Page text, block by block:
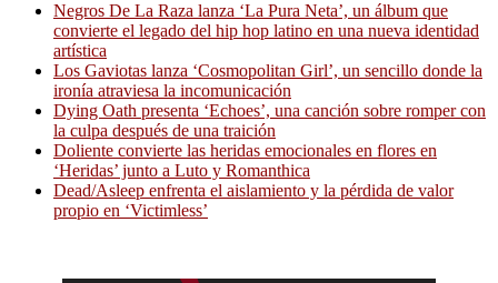
Negros De La Raza lanza ‘La Pura Neta’, un álbum que
convierte el legado del hip hop latino en una nueva identidad
artística
Los Gaviotas lanza ‘Cosmopolitan Girl’, un sencillo donde la
ironía atraviesa la incomunicación
Dying Oath presenta ‘Echoes’, una canción sobre romper con
la culpa después de una traición
Doliente convierte las heridas emocionales en flores en
‘Heridas’ junto a Luto y Romanthica
Dead/Asleep enfrenta el aislamiento y la pérdida de valor
propio en ‘Victimless’